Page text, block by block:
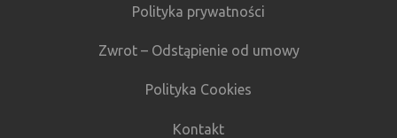
Polityka prywatności
Zwrot – Odstąpienie od umowy
Polityka Cookies
Kontakt